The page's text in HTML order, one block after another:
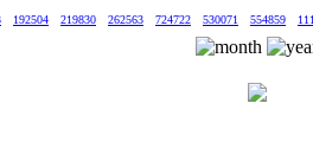
192504 219830 262563 724722 530071 554859